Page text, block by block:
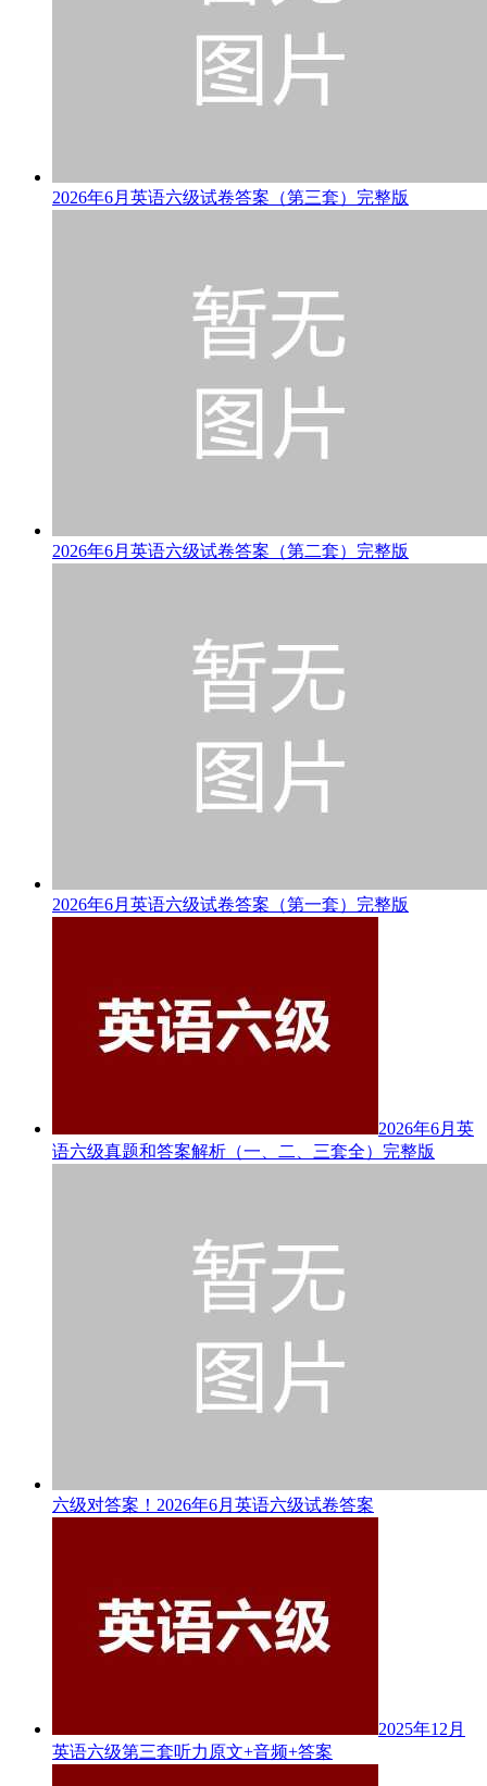
2026年6月英语六级试卷答案（第三套）完整版
2026年6月英语六级试卷答案（第二套）完整版
2026年6月英语六级试卷答案（第一套）完整版
2026年6月英
语六级真题和答案解析（一、二、三套全）完整版
六级对答案！2026年6月英语六级试卷答案
2025年12月
英语六级第三套听力原文+音频+答案